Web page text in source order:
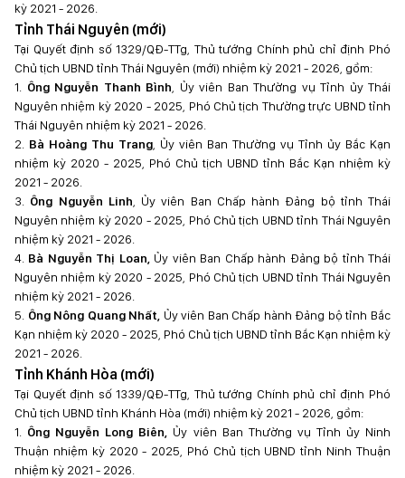
kỳ 2021 - 2026.
Tỉnh Thái Nguyên (mới)
Tại Quyết định số 1329/QĐ-TTg, Thủ tướng Chính phủ chỉ định Phó
Chủ tịch UBND tỉnh Thái Nguyên (mới) nhiệm kỳ 2021 - 2026, gồm:
1. Ông Nguyễn Thanh Bình , Ủy viên Ban Thường vụ Tỉnh ủy Thái
Nguyên nhiệm kỳ 2020 - 2025, Phó Chủ tịch Thường trực UBND tỉnh
Thái Nguyên nhiệm kỳ 2021 - 2026.
2. Bà Hoàng Thu Trang , Ủy viên Ban Thường vụ Tỉnh ủy Bắc Kạn
nhiệm kỳ 2020 - 2025, Phó Chủ tịch UBND tỉnh Bắc Kạn nhiệm kỳ
2021 - 2026.
3. Ông Nguyễn Linh , Ủy viên Ban Chấp hành Đảng bộ tỉnh Thái
Nguyên nhiệm kỳ 2020 - 2025, Phó Chủ tịch UBND tỉnh Thái Nguyên
nhiệm kỳ 2021 - 2026.
4. Bà Nguyễn Thị Loan, Ủy viên Ban Chấp hành Đảng bộ tỉnh Thái
Nguyên nhiệm kỳ 2020 - 2025, Phó Chủ tịch UBND tỉnh Thái Nguyên
nhiệm kỳ 2021 - 2026.
5. Ông Nông Quang Nhất, Ủy viên Ban Chấp hành Đảng bộ tỉnh Bắc
Kạn nhiệm kỳ 2020 - 2025, Phó Chủ tịch UBND tỉnh Bắc Kạn nhiệm kỳ
2021 - 2026.
Tỉnh Khánh Hòa (mới)
Tại Quyết định số 1339/QĐ-TTg, Thủ tướng Chính phủ chỉ định Phó
Chủ tịch UBND tỉnh Khánh Hòa (mới) nhiệm kỳ 2021 - 2026, gồm:
1. Ông Nguyễn Long Biên,
Ủy viên Ban Thường vụ Tỉnh ủy Ninh
Thuận nhiệm kỳ 2020 - 2025, Phó Chủ tịch UBND tỉnh Ninh Thuận
nhiệm kỳ 2021 - 2026.